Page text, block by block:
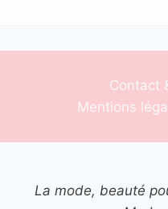
Contact
Mentions
La mode, beauté